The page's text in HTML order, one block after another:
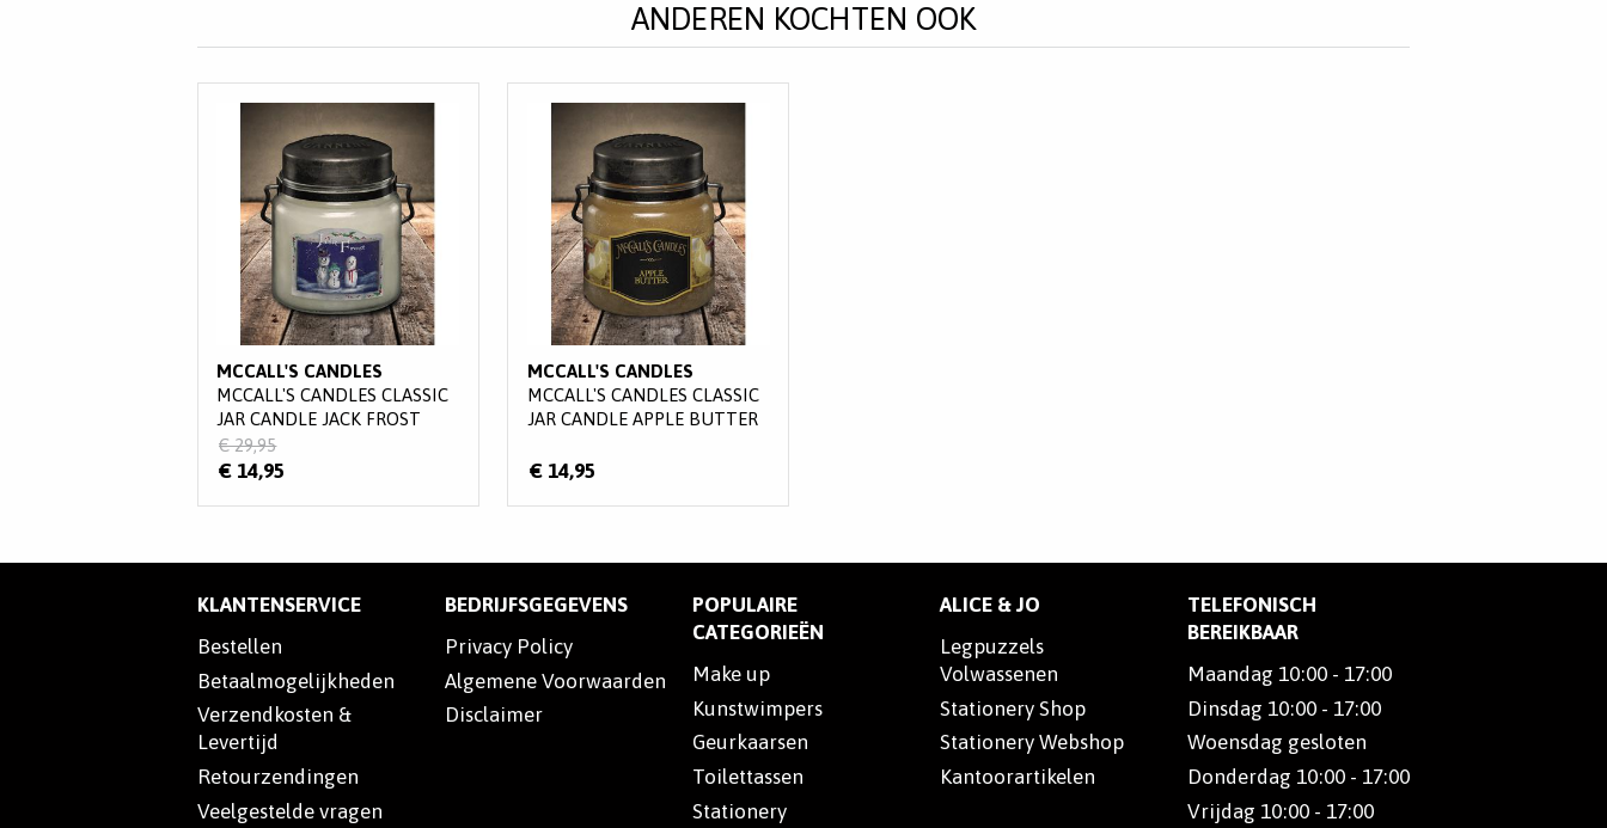
ANDEREN KOCHTEN OOK
MCCALL'S CANDLES
MCCALL'S CANDLES CLASSIC
JAR CANDLE JACK FROST
€ 14,95
€ 29,95
MCCALL'S CANDLES
MCCALL'S CANDLES CLASSIC
JAR CANDLE APPLE BUTTER
€ 14,95
KLANTENSERVICE
Bestellen
Betaalmogelijkheden
Verzendkosten &
Levertijd
Retourzendingen
Veelgestelde vragen
BEDRIJFSGEGEVENS
Privacy Policy
Algemene Voorwaarden
Disclaimer
POPULAIRE
CATEGORIEËN
Make up
Kunstwimpers
Geurkaarsen
Toilettassen
Stationery
ALICE & JO
Legpuzzels
Volwassenen
Stationery Shop
Stationery Webshop
Kantoorartikelen
TELEFONISCH
BEREIKBAAR
Maandag 10:00 - 17:00
Dinsdag 10:00 - 17:00
Woensdag gesloten
Donderdag 10:00 - 17:00
Vrijdag 10:00 - 17:00